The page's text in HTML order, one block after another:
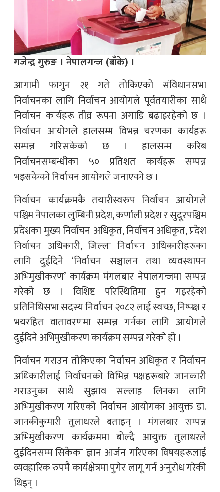
गजेन्द्र गुरुङ । नेपालगन्ज (बाँके) ।
आगामी फागुन २१ गते तोकिएको संविधानसभा
निर्वाचनका लागि निर्वाचन आयोगले पूर्वतयारीका साथै
निर्वाचन कार्यहरू तीव्र रूपमा अगाडि बढाइरहेको छ ।
निर्वाचन आयोगले हालसम्म विभन्न चरणका कार्यहरू
सम्पन्न गरिसकेको छ । हालसम्म करिब
निर्वाचनसम्बन्धीका ५० प्रतिशत कार्यहरू सम्पन्न
भइसकेको निर्वाचन आयोगले जनाएको छ ।
निर्वाचन कार्यक्रमकै तयारीस्वरुप निर्वाचन आयोगले
पश्चिम नेपालका लुम्बिनी प्रदेश, कर्णाली प्रदेश र सुदूरपश्चिम
प्रदेशका मुख्य निर्वाचन अधिकृत, निर्वाचन अधिकृत, प्रदेश
निर्वाचन अधिकारी, जिल्ला निर्वाचन अधिकारीहरूका
लागि दुईदिने ‘निर्वाचन सञ्चालन तथा व्यवस्थापन
अभिमुखीकरण’ कार्यक्रम मंगलबार नेपालगन्जमा सम्पन्न
गरेको छ । विशिष्ट परिस्थितिमा हुन गइरहेको
प्रतिनिधिसभा सदस्य निर्वाचन २०८२ लाई स्वच्छ, निष्पक्ष र
भयरहित वातावरणमा सम्पन्न गर्नका लागि आयोगले
दुईदिने अभिमुखीकरण कार्यक्रम सम्पन्न गरेको हो ।
निर्वाचन गराउन तोकिएका निर्वाचन अधिकृत र निर्वाचन
अधिकारीलाई निर्वाचनको विभिन्न पक्षहरूबारे जानकारी
गराउनुका साथै सुझाव सल्लाह लिनका लागि
अभिमुखीकरण गरिएको निर्वाचन आयोगका आयुक्त डा.
जानकीकुमारी तुलाधरले बताइन् । मंगलबार सम्पन्न
अभिमुखीकरण कार्यक्रममा बोल्दै आयुक्त तुलाधरले
दुईदिनसम्म सिकेका ज्ञान आर्जन गरिएका विषयहरूलाई
व्यवहारिक रुपमै कार्यक्षेत्रमा पुगेर लागू गर्न अनुरोध गरेकी
थिइन् ।